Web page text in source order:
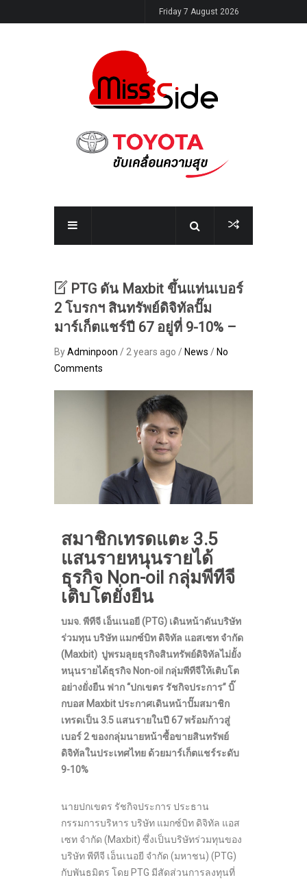
Friday 7 August 2026
PTG ดัน Maxbit ขึ้นแท่นเบอร์
2 โบรกฯ สินทรัพย์ดิจิทัลปั๊ม
มาร์เก็ตแชร์ปี 67 อยู่ที่ 9-10% –
ByAdminpoon / 2 years ago / News / No
Comments
สมาชิกเทรดแตะ 3.5
แสนรายหนุนรายได้
ธุรกิจ Non-oil กลุ่มพีทีจี
เติบโตยั่งยืน
บมจ. พีทีจี เอ็นเนอยี (PTG) เดินหน้าดันบริษัท
ร่วมทุน บริษัท แมกซ์บิท ดิจิทัล แอสเซท จำกัด
(Maxbit) ปูพรมลุยธุรกิจสินทรัพย์ดิจิทัลไม่ยั้ง
หนุนรายได้ธุรกิจ Non-oil กลุ่มพีทีจีให้เติบโต
อย่างยั่งยืน ฟาก “ปกเขตร รัชกิจประการ” บิ๊
กบอส Maxbit ประกาศเดินหน้าปั๊มสมาชิก
เทรดเป็น 3.5 แสนรายในปี 67 พร้อมก้าวสู่
เบอร์ 2 ของกลุ่มนายหน้าซื้อขายสินทรัพย์
ดิจิทัลในประเทศไทย ด้วยมาร์เก็ตแชร์ระดับ
9-10%
นายปกเขตร รัชกิจประการ ประธาน
กรรมการบริหาร บริษัท แมกซ์บิท ดิจิทัล แอส
เซท จำกัด (Maxbit) ซึ่งเป็นบริษัทร่วมทุนของ
บริษัท พีทีจี เอ็นเนอยี จำกัด (มหาชน) (PTG)
กับพันธมิตร โดย PTG มีสัดส่วนการลงทุนที่